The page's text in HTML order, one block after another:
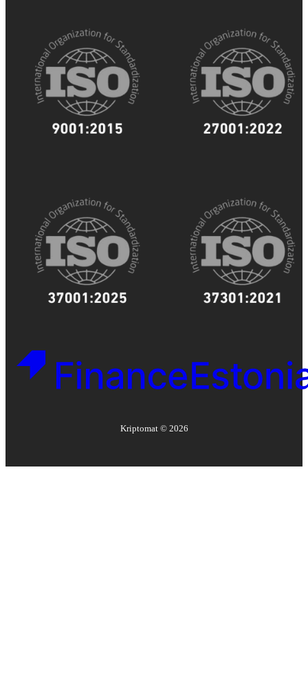
Kriptomat © 2026